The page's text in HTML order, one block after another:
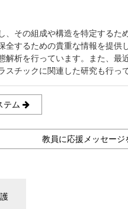
その組成や構造を特定するた
するための貴重な情報を提供
析を行っています。また、最
チックに関連した研究も行っ
テム
教員に応援メッセー